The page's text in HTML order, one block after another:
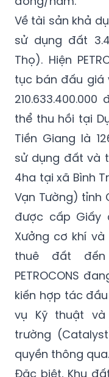
sử dụng đất
Thọ). Hiện
tục bán đấu giá
thể thu hồi tại
Tiền Giang là
sử dụng đất và
4ha tại xã Bình
Vạn Tường) tỉnh
được cấp Giấy
Xưởng cơ khí
thuê đất đến
PETROCONS
kiến hợp tác
vụ Kỹ thuật
trường
quyền thông qua.
Đặc biệt, Khu
Cầu Giấy, Hà